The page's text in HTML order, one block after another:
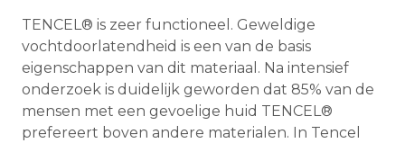
TENCEL® is zeer functioneel. Geweldige
vochtdoorlatendheid is een van de basis
eigenschappen van dit materiaal. Na intensief
onderzoek is duidelijk geworden dat 85% van de
mensen met een gevoelige huid TENCEL®
prefereert boven andere materialen. In Tencel